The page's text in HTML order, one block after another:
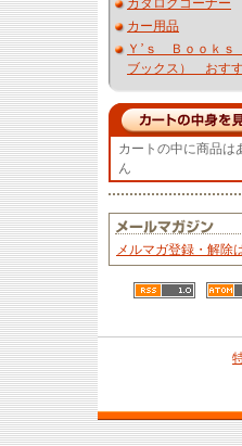
カタログコーナー
カー用品
Ｙ’ｓ Ｂｏｏｋｓ
ブックス） おす
カートの中に商品は
ん
メルマガ登録・解除